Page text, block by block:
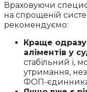
Враховуючи
на спрощеній
рекомендуємо:
Краще
аліментів у
стабільний і,
утримання,
ФОП-